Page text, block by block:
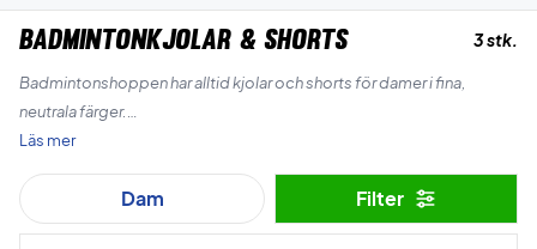
Badmintonkjolar & Shorts 3 stk.
Badmintonshoppen har alltid kjolar och shorts för damer i fina,
neutrala färger.
Läs mer
Dam Filter